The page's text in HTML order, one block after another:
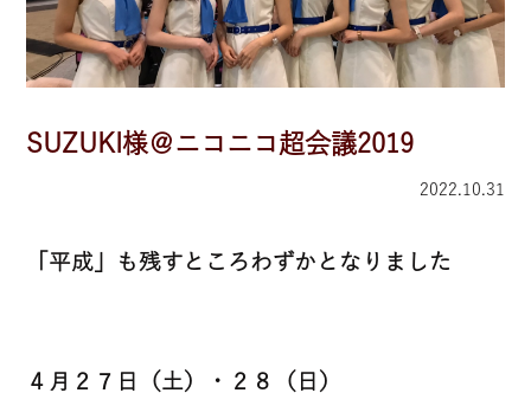
SUZUKI様＠ニコニコ超会議2019
2022.10.31
「平成」も残すところわずかとなりました
４月２７日（土）・２８（日）